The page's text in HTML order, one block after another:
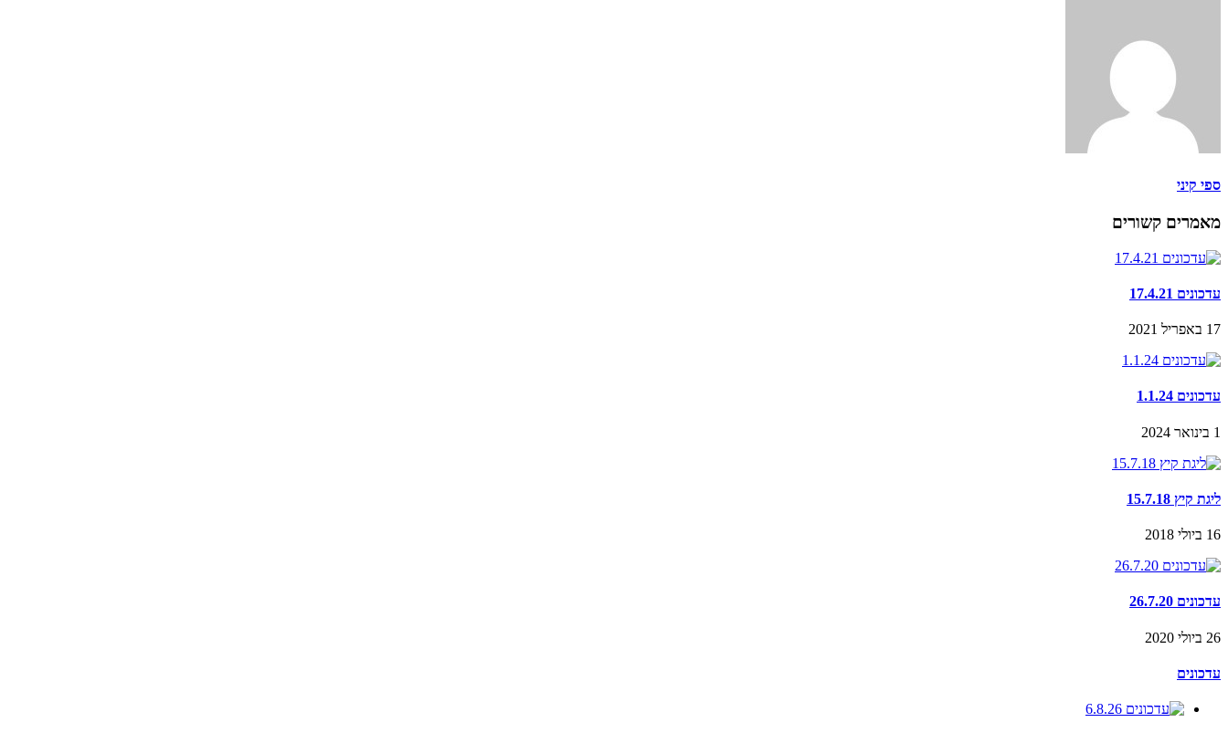
ספי קיני
מאמרים קשורים
עדכונים 17.4.21
17 באפריל 2021
עדכונים 1.1.24
1 בינואר 2024
ליגת קיץ 15.7.18
16 ביולי 2018
עדכונים 26.7.20
26 ביולי 2020
עדכונים